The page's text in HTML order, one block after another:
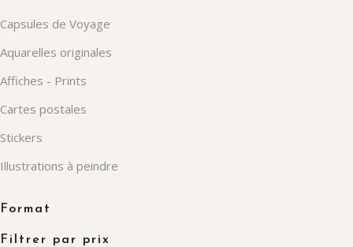
Capsules de Voyage
Aquarelles originales
Affiches - Prints
Cartes postales
Stickers
Illustrations à peindre
Format
Filtrer par prix
options
être
choisies
page
du